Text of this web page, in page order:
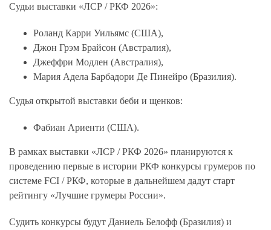
Судьи выставки «ЛСР / РКФ 2026»:
Роланд Карри Уильямс (США),
Джон Грэм Брайсон (Австралия),
Джеффри Модлен (Австралия),
Мария Адела Барбадори Де Пинейро (Бразилия).
Судья открытой выставки беби и щенков:
Фабиан Ариенти (США).
В рамках выставки «ЛСР / РКФ 2026» планируются к
проведению первые в истории РКФ конкурсы грумеров по
системе FCI / РКФ, которые в дальнейшем дадут старт
рейтингу «Лучшие грумеры России».
Судить конкурсы будут Даниель Белофф (Бразилия) и